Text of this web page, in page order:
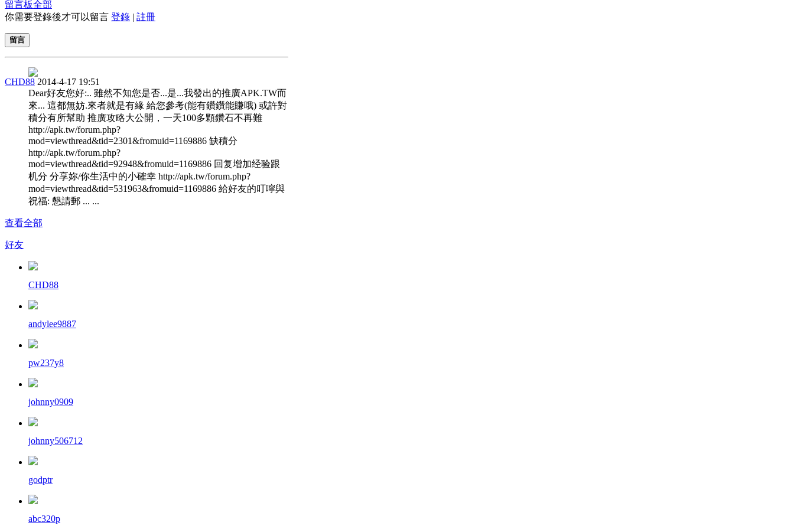
留言板全部
你需要登錄後才可以留言 登錄 | 註冊
留言
CHD88 2014-4-17 19:51
Dear好友您好:.. 雖然不知您是否...是...我發出的推廣APK.TW而
來... 這都無妨.來者就是有緣 給您參考(能有鑽鑽能賺哦) 或許對
積分有所幫助 推廣攻略大公開，一天100多顆鑽石不再難
http://apk.tw/forum.php?
mod=viewthread&tid=2301&fromuid=1169886 缺積分
http://apk.tw/forum.php?
mod=viewthread&tid=92948&fromuid=1169886 回复增加经验跟
机分 分享妳/你生活中的小確幸 http://apk.tw/forum.php?
mod=viewthread&tid=531963&fromuid=1169886 給好友的叮嚀與
祝福: 懇請郵 ... ...
查看全部
好友
CHD88
andylee9887
pw237y8
johnny0909
johnny506712
godptr
abc320p